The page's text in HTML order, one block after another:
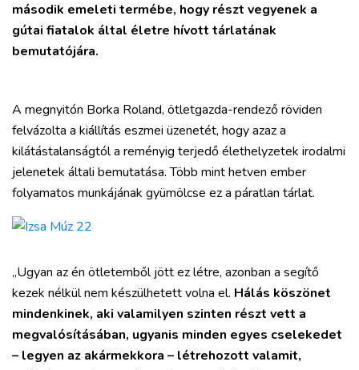
második emeleti termébe, hogy részt vegyenek a
gútai fiatalok által életre hívott tárlatának
bemutatójára.
A megnyitón Borka Roland, ötletgazda-rendező röviden
felvázolta a kiállítás eszmei üzenetét, hogy azaz a
kilátástalanságtól a reményig terjedő élethelyzetek irodalmi
jelenetek általi bemutatása. Több mint hetven ember
folyamatos munkájának gyümölcse ez a páratlan tárlat.
„Ugyan az én ötletemből jött ez létre, azonban a segítő
kezek nélkül nem készülhetett volna el. Hálás köszönet
mindenkinek, aki valamilyen szinten részt vett a
megvalósításában, ugyanis minden egyes cselekedet
– legyen az akármekkora – létrehozott valamit,